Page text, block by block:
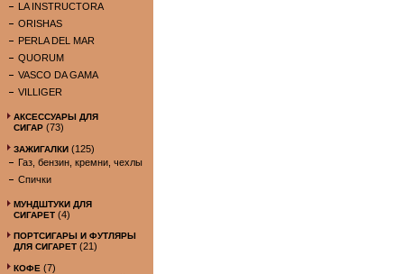
LA INSTRUCTORA
ORISHAS
PERLA DEL MAR
QUORUM
VASCO DA GAMA
VILLIGER
АКСЕССУАРЫ ДЛЯ
СИГАР (73)
ЗАЖИГАЛКИ (125)
Газ, бензин, кремни, чехлы
Спички
МУНДШТУКИ ДЛЯ
СИГАРЕТ (4)
ПОРТСИГАРЫ И ФУТЛЯРЫ
ДЛЯ СИГАРЕТ (21)
КОФЕ (7)